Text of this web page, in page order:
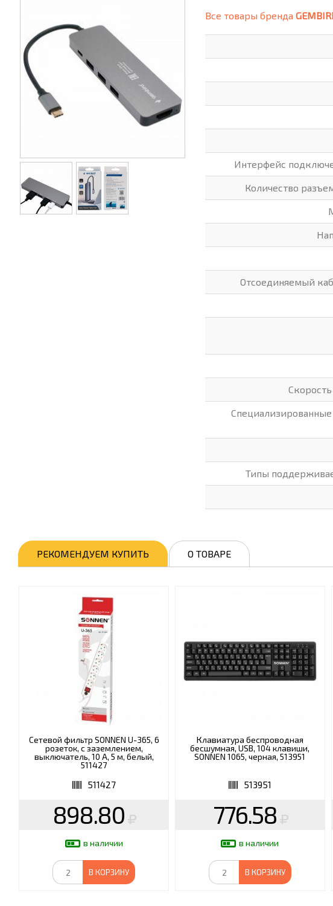
ХОББИ И ТВОРЧЕСТВО ХОЗТОВАРЫ
ЭЛЕКТРОНИКА
ЭЛЕКТРОТОВАРЫ И
Все товары бренда
Интерфейс
Количество
Отсоединяемый
Типы
РЕКОМЕНДУЕМ КУПИТЬ О ТОВАРЕ
Сетевой фильтр SONNEN U-365, 6
розеток, с заземлением,
выключатель, 10 А, 5 м, белый,
511427
511427
898.80
в наличии
В КОРЗИНУ
Клавиатура беспроводная
бесшумная, USB, 104 клавиши,
SONNEN 1065, черная, 513951
513951
776.58
в наличии
В КОРЗИНУ